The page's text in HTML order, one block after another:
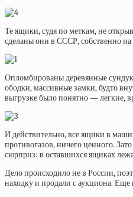
Те ящики, судя по меткам, не
сделаны они в СССР, собственно
Опломбированы деревянные
ободки, массивные замки, будто
выгрузке было понятно — легкие,
И действительно, все ящики в
противогазов, ничего ценного.
сюрприз: в оставшихся ящиках
Дело происходило не в России,
находку и продали с аукциона. Еще